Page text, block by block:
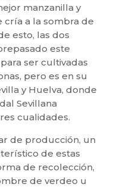
manzanilla y
cría a la sombra de
esto, las dos
este
ser cultivadas
pero es en su
y Huelva, donde
Sevillana
cualidades.
de producción, un
de estas
de recolección,
de verdeo u